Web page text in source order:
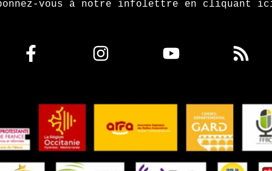
vous à notre infolettre en cliquant